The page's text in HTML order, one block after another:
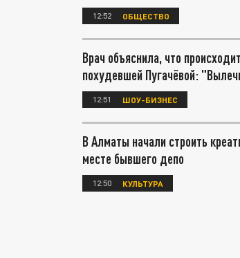
12:52 ОБЩЕСТВО
Врач объяснила, что
похудевшей Пугачёвой:
12:51 ШОУ-БИЗНЕС
В Алматы начали строить
месте бывшего депо
12:50 КУЛЬТУРА